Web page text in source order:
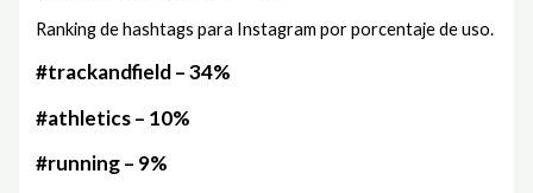
Ranking de hashtags para Instagram por porcentaje de uso.
#trackandfield – 34%
#athletics – 10%
#running – 9%